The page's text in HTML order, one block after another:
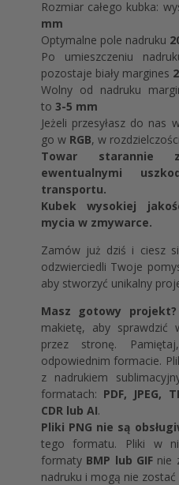
Rozmiar całego kubka:
mm
Optymalne pole nadruku
Po umieszczeniu
pozostaje biały margines
Wolny od nadruku
to 3-5 mm
Jeżeli przesyłasz do nas
go w RGB, w rozdzielczości
Towar starannie
ewentualnymi
transportu.
Kubek wysokiej
mycia w zmywarce.
Zamów już dziś i ciesz
odzwierciedli Twoje
aby stworzyć unikalny
Masz gotowy projekt?
makietę, aby sprawdzić
przez stronę.
odpowiednim formacie.
z nadrukiem
formatach: PDF, JPEG,
CDR lub AI.
Pliki PNG nie są
tego formatu. Pliki w
formaty BMP lub GIFnie
nadruku i mogą nie